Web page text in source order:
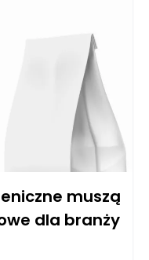
z wydajnością, ale
zasobów, co w
w sieci.
muszą
dla branży